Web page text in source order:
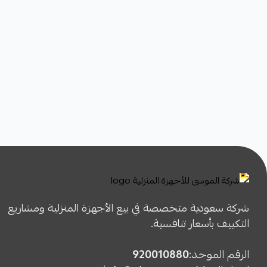
شركة سعودية متخصصة في بيع الأجهزة المنزلية ومشاريع
التكييف بأسعار تنافسية.
الرقم الموحد:920010880